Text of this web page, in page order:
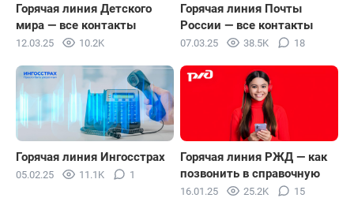
Горячая линия Детского
мира — все контакты
12.03.25 10.2K
Горячая линия Почты
России — все контакты
07.03.25 38.5K 18
Горячая линия Ингосстрах
05.02.25 11.1K 1
Горячая линия РЖД — как
позвонить в справочную
16.01.25 25.2K 15